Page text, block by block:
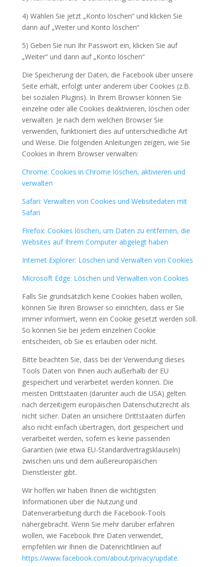
4) Wählen Sie jetzt „Konto löschen“ und klicken Sie
dann auf „Weiter und Konto löschen“
5) Geben Sie nun Ihr Passwort ein, klicken Sie auf
„Weiter“ und dann auf „Konto löschen“
Die Speicherung der Daten, die Facebook über unsere
Seite erhält, erfolgt unter anderem über Cookies (z.B.
bei sozialen Plugins). In Ihrem Browser können Sie
einzelne oder alle Cookies deaktivieren, löschen oder
verwalten. Je nach dem welchen Browser Sie
verwenden, funktioniert dies auf unterschiedliche Art
und Weise. Die folgenden Anleitungen zeigen, wie Sie
Cookies in Ihrem Browser verwalten:
Chrome: Cookies in Chrome löschen, aktivieren und
verwalten
Safari: Verwalten von Cookies und Websitedaten mit
Safari
Firefox: Cookies löschen, um Daten zu entfernen, die
Websites auf Ihrem Computer abgelegt haben
Internet Explorer: Löschen und Verwalten von Cookies
Microsoft Edge: Löschen und Verwalten von Cookies
Falls Sie grundsätzlich keine Cookies haben wollen,
können Sie Ihren Browser so einrichten, dass er Sie
immer informiert, wenn ein Cookie gesetzt werden soll.
So können Sie bei jedem einzelnen Cookie
entscheiden, ob Sie es erlauben oder nicht.
Bitte beachten Sie, dass bei der Verwendung dieses
Tools Daten von Ihnen auch außerhalb der EU
gespeichert und verarbeitet werden können. Die
meisten Drittstaaten (darunter auch die USA) gelten
nach derzeitigem europäischen Datenschutzrecht als
nicht sicher. Daten an unsichere Drittstaaten dürfen
also nicht einfach übertragen, dort gespeichert und
verarbeitet werden, sofern es keine passenden
Garantien (wie etwa EU-Standardvertragsklauseln)
zwischen uns und dem außereuropäischen
Dienstleister gibt.
Wir hoffen wir haben Ihnen die wichtigsten
Informationen über die Nutzung und
Datenverarbeitung durch die Facebook-Tools
nähergebracht. Wenn Sie mehr darüber erfahren
wollen, wie Facebook Ihre Daten verwendet,
empfehlen wir Ihnen die Datenrichtlinien auf
https://www.facebook.com/about/privacy/update.